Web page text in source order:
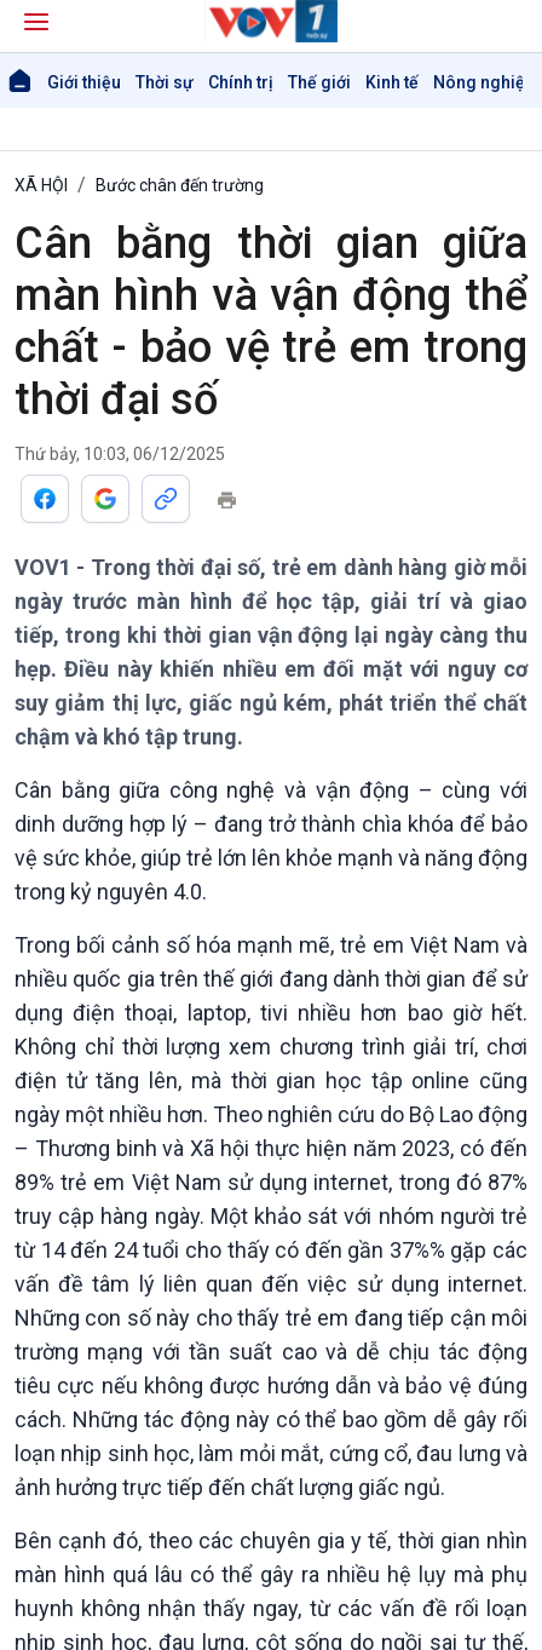
Giới thiệu Thời sự Chính trị Thế giới Kinh tế Nông nghiệp
Giới thiệu
Thời sự
Thời sự 6h
Thời sự 21h30
Bản tin
Chuyên mục
Theo dòng Thời sự
Chính trị
Thế giới
XÃ HỘI Bước chân đến trường
Cân bằng thời gian giữa
màn hình và vận động thể
chất - bảo vệ trẻ em trong
thời đại số
Thứ bảy, 10:03, 06/12/2025
VOV1 - Trong thời đại số, trẻ em dành hàng giờ mỗi
ngày trước màn hình để học tập, giải trí và giao
tiếp, trong khi thời gian vận động lại ngày càng thu
hẹp. Điều này khiến nhiều em đối mặt với nguy cơ
suy giảm thị lực, giấc ngủ kém, phát triển thể chất
chậm và khó tập trung.
Cân bằng giữa công nghệ và vận động – cùng với
dinh dưỡng hợp lý – đang trở thành chìa khóa để bảo
vệ sức khỏe, giúp trẻ lớn lên khỏe mạnh và năng động
trong kỷ nguyên 4.0.
Trong bối cảnh số hóa mạnh mẽ, trẻ em Việt Nam và
nhiều quốc gia trên thế giới đang dành thời gian để sử
dụng điện thoại, laptop, tivi nhiều hơn bao giờ hết.
Không chỉ thời lượng xem chương trình giải trí, chơi
điện tử tăng lên, mà thời gian học tập online cũng
ngày một nhiều hơn. Theo nghiên cứu do Bộ Lao động
– Thương binh và Xã hội thực hiện năm 2023, có đến
89% trẻ em Việt Nam sử dụng internet, trong đó 87%
truy cập hàng ngày. Một khảo sát với nhóm người trẻ
từ 14 đến 24 tuổi cho thấy có đến gần 37%% gặp các
vấn đề tâm lý liên quan đến việc sử dụng internet.
Những con số này cho thấy trẻ em đang tiếp cận môi
trường mạng với tần suất cao và dễ chịu tác động
tiêu cực nếu không được hướng dẫn và bảo vệ đúng
cách. Những tác động này có thể bao gồm dễ gây rối
loạn nhịp sinh học, làm mỏi mắt, cứng cổ, đau lưng và
ảnh hưởng trực tiếp đến chất lượng giấc ngủ.
Bên cạnh đó, theo các chuyên gia y tế, thời gian nhìn
màn hình quá lâu có thể gây ra nhiều hệ lụy mà phụ
huynh không nhận thấy ngay, từ các vấn đề rối loạn
nhịp sinh học, đau lưng, cột sống do ngồi sai tư thế,